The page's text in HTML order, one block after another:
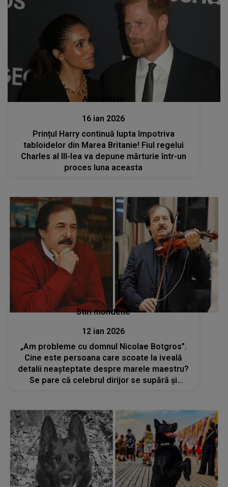
Actualitate
16 ian 2026
Prințul Harry continuă lupta împotriva
tabloidelor din Marea Britanie! Fiul regelui
Charles al III-lea va depune mărturie într-un
proces luna aceasta
Stiri mondene
12 ian 2026
„Am probleme cu domnul Nicolae Botgros”.
Cine este persoana care scoate la iveală
detalii neașteptate despre marele maestru?
Se pare că celebrul dirijor se supără și